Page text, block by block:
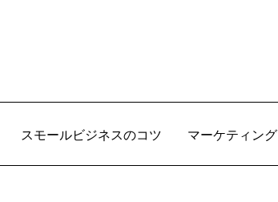
スモールビジネスのコツ マーケティング